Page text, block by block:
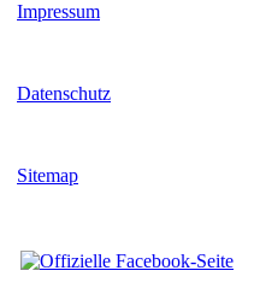
Impressum
Datenschutz
Sitemap